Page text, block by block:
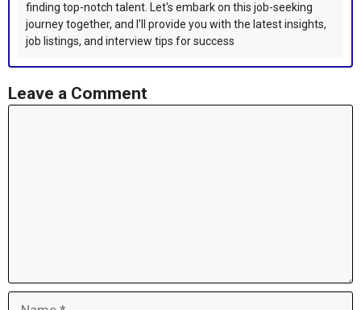
finding top-notch talent. Let's embark on this job-seeking
journey together, and I'll provide you with the latest insights,
job listings, and interview tips for success
Leave a Comment